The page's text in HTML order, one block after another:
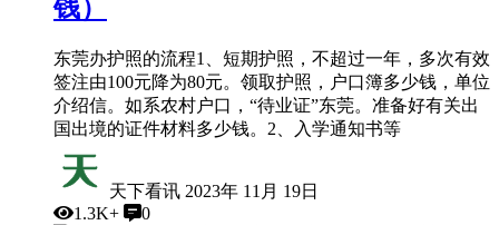
钱）
东莞办护照的流程1、短期护照，不超过一年，多次有效
签注由100元降为80元。领取护照，户口簿多少钱，单位
介绍信。如系农村户口，“待业证”东莞。准备好有关出
国出境的证件材料多少钱。2、入学通知书等
天下看讯 2023年 11月 19日
1.3K+
0